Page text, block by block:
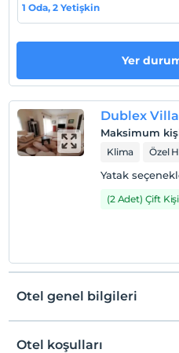
Otel koşulları
Check/in
En erken saat 14:00 ve
Check/out
En geç saat 10:00 ve öncesi
Evcil Hayvan
Evcil hayvan kabul
Her bir oda için 3 yaşına
1 Oda, 2 Yetişkin
Yer
Dublex Villa
Maksimum kişi
Klima Özel
Yatak
(2 Adet) Çift
Otel genel bilgileri
Otel koşulları